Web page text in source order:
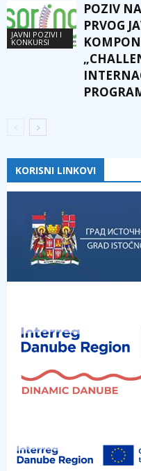
JAVNI POZIVI I
KONKURSI
POZIV
PRVOG
KORISNI LINKOVI